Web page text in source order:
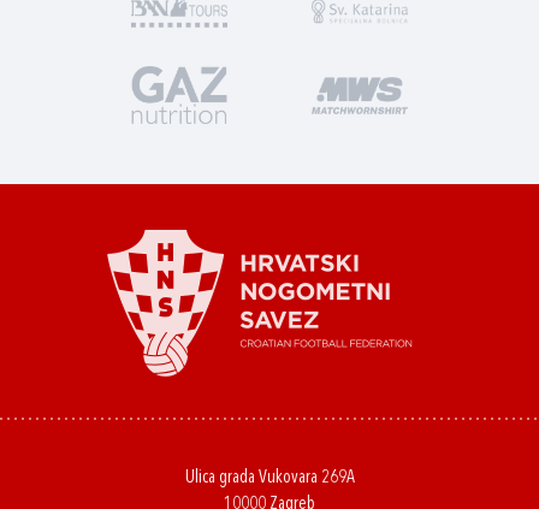
Ulica grada Vukovara 269A
10000 Zagreb